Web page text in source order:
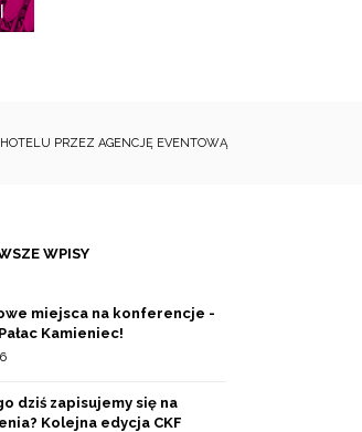
PRZEZ AGENCJĘ EVENTOWĄ
WPISY
miejsca na konferencje -
Kamieniec!
dziś zapisujemy się na
Kolejna edycja CKF